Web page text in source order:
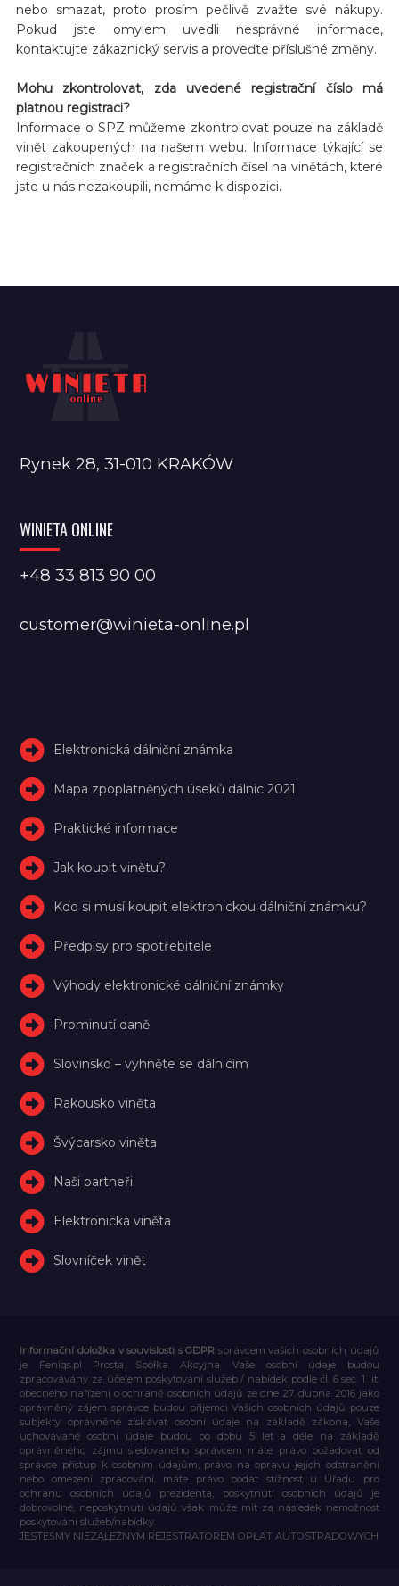
nebo smazat, proto prosím pečlivě zvažte své nákupy.
Pokud jste omylem uvedli nesprávné informace,
kontaktujte zákaznický servis a proveďte příslušné změny.
Mohu zkontrolovat, zda uvedené registrační číslo má
platnou registraci?
Informace o SPZ můžeme zkontrolovat pouze na základě
vinět zakoupených na našem webu. Informace týkající se
registračních značek a registračních čísel na vinětách, které
jste u nás nezakoupili, nemáme k dispozici.
Rynek 28, 31-010 KRAKÓW
WINIETA ONLINE
+48 33 813 90 00
customer@winieta-online.pl
Elektronická dálniční známka
Mapa zpoplatněných úseků dálnic 2021
Praktické informace
Jak koupit vinětu?
Kdo si musí koupit elektronickou dálniční známku?
Předpisy pro spotřebitele
Výhody elektronické dálniční známky
Prominutí daně
Slovinsko – vyhněte se dálnicím
Rakousko viněta
Švýcarsko viněta
Naši partneři
Elektronická viněta
Slovníček vinět
Informační doložka v souvislosti s GDPR správcem vašich osobních údajů
je Feniqs.pl Prosta Spółka Akcyjna. Vaše osobní údaje budou
zpracovávány za účelem poskytování služeb / nabídek podle čl. 6 sec. 1 lit.
obecného nařízení o ochraně osobních údajů ze dne 27. dubna 2016 jako
oprávněný zájem správce budou příjemci Vašich osobních údajů pouze
subjekty oprávněné získávat osobní údaje na základě zákona, Vaše
uchovávané osobní údaje budou po dobu 5 let a déle na základě
oprávněného zájmu sledovaného správcem máte právo požadovat od
správce přístup k osobním údajům, právo na opravu jejich odstranění
nebo omezení zpracování, máte právo podat stížnost u Úřadu pro
ochranu osobních údajů prezidenta, poskytnutí osobních údajů je
dobrovolné, neposkytnutí údajů však může mít za následek nemožnost
poskytování služeb/nabídky.
JESTEŚMY NIEZALEŻNYM REJESTRATOREM OPŁAT AUTOSTRADOWYCH